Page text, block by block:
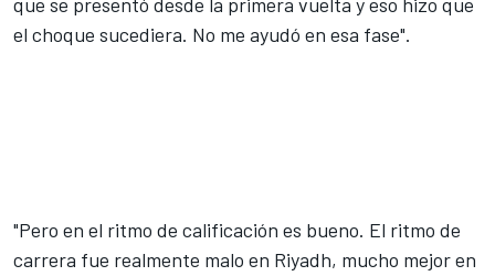
el choque sucediera. No me ayudó en esa fase".
"Pero en el ritmo de calificación es bueno. El ritmo de
carrera fue realmente malo en Riyadh, mucho mejor en